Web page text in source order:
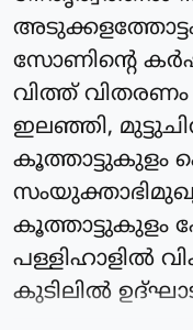
സോണിന്റെ
വിത്ത് വിതരണം
ഇലഞ്ഞി,
കൂത്താട്ടുകുളം
കൂത്താട്ടുകുളം
പള്ളിഹാളിൽ
കുടിലിൽ